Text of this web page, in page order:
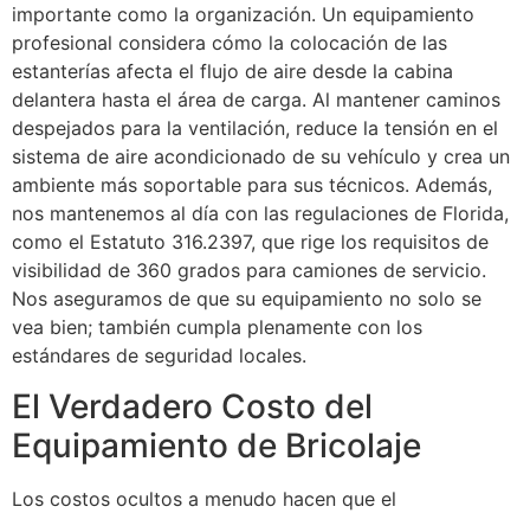
importante como la organización. Un equipamiento
profesional considera cómo la colocación de las
estanterías afecta el flujo de aire desde la cabina
delantera hasta el área de carga. Al mantener caminos
despejados para la ventilación, reduce la tensión en el
sistema de aire acondicionado de su vehículo y crea un
ambiente más soportable para sus técnicos. Además,
nos mantenemos al día con las regulaciones de Florida,
como el Estatuto 316.2397, que rige los requisitos de
visibilidad de 360 grados para camiones de servicio.
Nos aseguramos de que su equipamiento no solo se
vea bien; también cumpla plenamente con los
estándares de seguridad locales.
El Verdadero Costo del
Equipamiento de Bricolaje
Los costos ocultos a menudo hacen que el